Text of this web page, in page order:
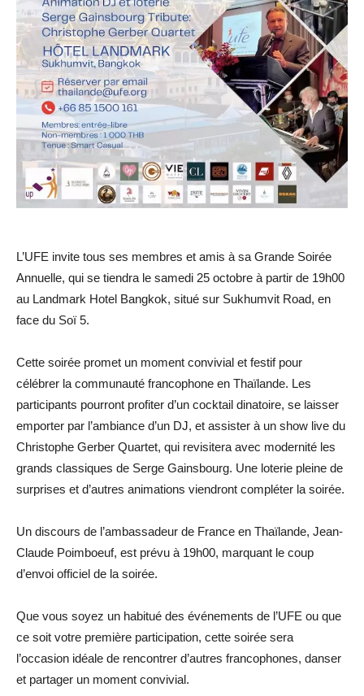
L’UFE invite tous ses membres et amis à sa Grande Soirée
Annuelle, qui se tiendra le samedi 25 octobre à partir de 19h00
au Landmark Hotel Bangkok, situé sur Sukhumvit Road, en
face du Soï 5.
Cette soirée promet un moment convivial et festif pour
célébrer la communauté francophone en Thaïlande. Les
participants pourront profiter d’un cocktail dinatoire, se laisser
emporter par l’ambiance d’un DJ, et assister à un show live du
Christophe Gerber Quartet, qui revisitera avec modernité les
grands classiques de Serge Gainsbourg. Une loterie pleine de
surprises et d’autres animations viendront compléter la soirée.
Un discours de l’ambassadeur de France en Thaïlande, Jean-
Claude Poimboeuf, est prévu à 19h00, marquant le coup
d’envoi officiel de la soirée.
Que vous soyez un habitué des événements de l’UFE ou que
ce soit votre première participation, cette soirée sera
l’occasion idéale de rencontrer d’autres francophones, danser
et partager un moment convivial.